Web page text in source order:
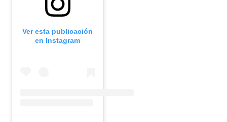
Ver esta publicación
en Instagram